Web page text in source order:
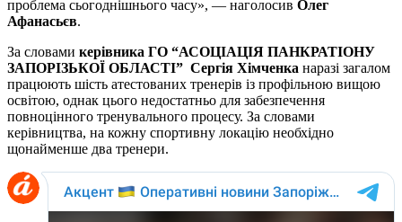
проблема сьогоднішнього часу», — наголосив Олег
Афанасьєв.
За словами керівника ГО “АСОЦІАЦІЯ ПАНКРАТІОНУ
ЗАПОРІЗЬКОЇ ОБЛАСТІ” Сергія Хімченка наразі загалом
працюють шість атестованих тренерів із профільною вищою
освітою, однак цього недостатньо для забезпечення
повноцінного тренувального процесу. За словами
керівництва, на кожну спортивну локацію необхідно
щонайменше два тренери.